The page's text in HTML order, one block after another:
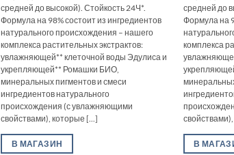
средней до высокой). Стойкость 24Ч*.
Формула на 98% состоит из ингредиентов
натурального происхождения – нашего
комплекса растительных экстрактов:
увлажняющей** клеточной воды Эдулиса и
укрепляющей** Ромашки БИО,
минеральных пигментов и смеси
ингредиентов натурального
происхождения (с увлажняющими
свойствами), которые [...]
В МАГАЗИН
средней до
Формула на
комплекса
В